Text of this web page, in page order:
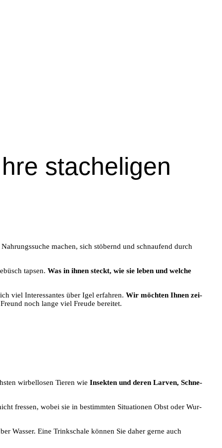
stacheligen
machen, sich stö­bernd und schnau­fend durch
tap­sen. Was in ihnen steckt, wie sie leben und wel­che
viel Inter­es­san­tes über Igel erfah­ren. Wir möch­ten Ihnen zei­
noch lan­ge viel Freu­de bereitet.
wir­bel­lo­sen Tie­ren wie Insek­ten und deren Lar­ven, Schne­
fres­sen, wobei sie in bestimm­ten Situa­tio­nen Obst oder Wur­
Was­ser. Eine Trink­scha­le kön­nen Sie daher ger­ne auch